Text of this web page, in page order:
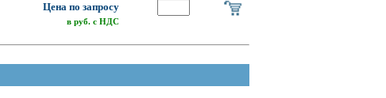
Цена по запросу
в руб. с НДС